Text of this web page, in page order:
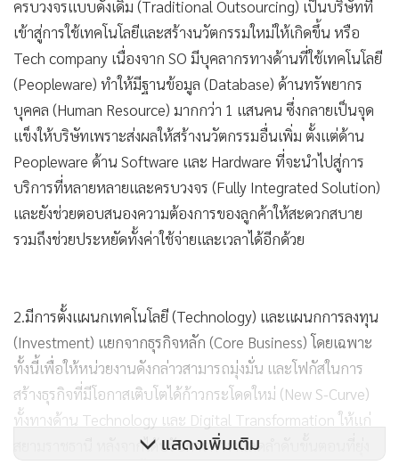
ทางธุรกิจมากมาย ไม่ว่าจะเป็นคู่ค้า ผู้ที่ให้บริการครบวงจร
เหมือนกัน สตาร์ทอัปต่างๆ เช่น ความร่วมมือเพื่อสร้าง IT
Infrastructure ร่วมกันกับ Huawei Technology การได้เป็นหนึ่ง
ในผูู้ร่วมลงทุนพันธมิตร Strategic Partners ใน VC Fund ของ
Krungsri Finnovate และยังอยู่ระหว่างการร่วมพัฒนา
Outsourcing Solution ร่วมกันกับสตาร์ทอัป รวมถึงเริ่มตั้งคณะ
กรรมการ (บอร์ด) ทางด้านยุทธศาสตร์ของบริษัทที่มีความ
เชี่ยวชาญเกี่ยวกับสตาร์ทอัปและเทคโนโลยีบล็อกเชน เพื่อนำไป
สร้างโครงสร้างพื้นฐานที่อนาคตจะร่วมกันพัฒนาเป็น
แอปพลิเคชันต่างๆ ให้เกิดขึ้นเพื่อใช้ในหน่วยงานของทั้งภาครัฐ
“จาก 3 ปัจจัยหลักที่บริษัทพยายามทำอย่างต่อเนื่อง ถือเป็นไป
ตามแผนและเป้าหมายที่ตั้งไว้เพราะต้องการให้สยามราชธานี
เป็นบริษัทที่รู้จักในแวดวงธุรกิจและนักลงทุนมากขึ้น ที่สำคัญคือ
การสร้างการรับรู้ว่า ปัจจุบัน SO อยู่ระหว่างการดำเนินงานเพื่อ
เป็นบริษัท Tech Company จากเดิมเป็น Traditional
แสดงเพิ่มเติม